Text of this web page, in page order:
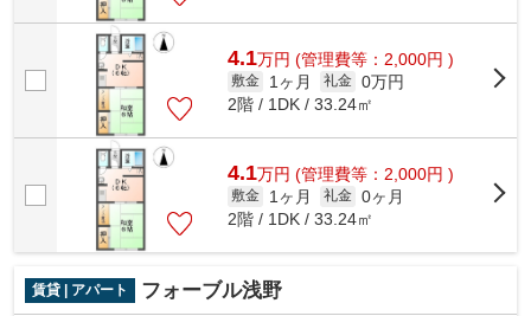
4.1万円 (管理費等：2,000円 )
敷金 1ヶ月 礼金 0万円
2階 / 1DK / 33.24㎡
4.1万円 (管理費等：2,000円 )
敷金 1ヶ月 礼金 0ヶ月
2階 / 1DK / 33.24㎡
賃貸 | アパート フォーブル浅野